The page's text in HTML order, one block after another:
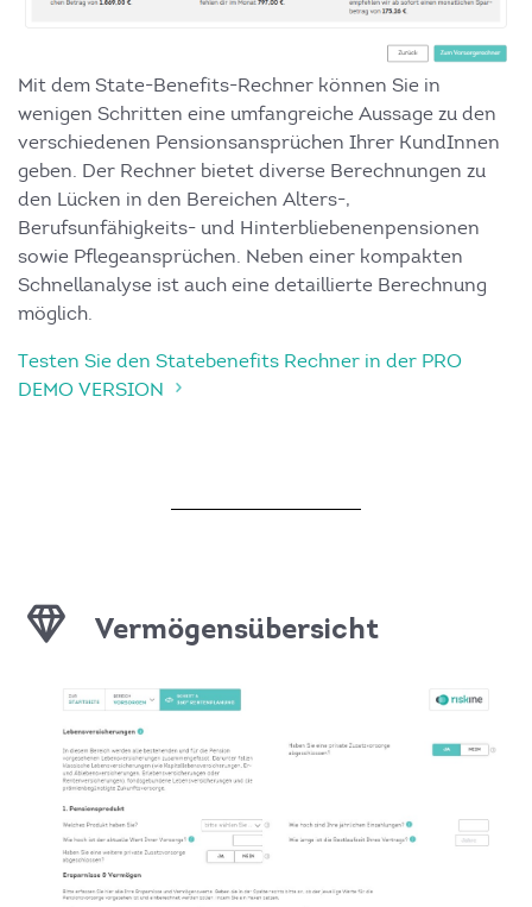
Mit dem State-Benefits-Rechner können Sie in
wenigen Schritten eine umfangreiche Aussage zu den
verschiedenen Pensionsansprüchen Ihrer KundInnen
geben. Der Rechner bietet diverse Berechnungen zu
den Lücken in den Bereichen Alters-,
Berufsunfähigkeits- und Hinterbliebenenpensionen
sowie Pflegeansprüchen. Neben einer kompakten
Schnellanalyse ist auch eine detaillierte Berechnung
möglich.
Testen Sie den Statebenefits Rechner in der PRO
DEMO VERSION
Vermögens­übersicht